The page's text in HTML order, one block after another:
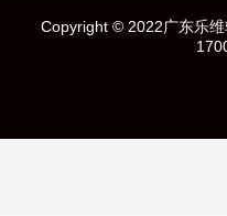
Copyright © 2022广东乐